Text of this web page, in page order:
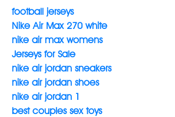
football jerseys
Nike Air Max 270 white
nike air max womens
Jerseys for Sale
nike air jordan sneakers
nike air jordan shoes
nike air jordan 1
best couples sex toys